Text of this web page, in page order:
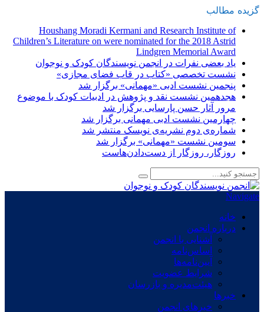
گزیده مطالب
Houshang Moradi Kermani and Research Institute of
Children’s Literature on were nominated for the 2018 Astrid
Lindgren Memorial Award
یاد بعضی نفرات در انجمن نویسندگان کودک و نوجوان
نشست تخصصی «کتاب در قاب فضای مجازی»
پنجمین نشست ادبی «مهمانی» برگزار شد
هجدهمین نشست نقد و پژوهش در ادبیات کودک با موضوع
مرور آثار حسن پارسایی برگزار شد
چهارمین نشست ادبی مهمانی برگزار شد
شماره‌ی دوم نشریه‌ی نویسک منتشر شد
سومین نشست «مهمانی» برگزار شد
روزگار، روزگار از دست‌دادن‌هاست
Navigate
خانه
درباره انجمن
آشنایی با انجمن
اساس‌نامه
آیین‌نامه‌ها
شرایط عضویت
هیئت‌مدیره و بازرسان
خبرها
خبرهای انجمن